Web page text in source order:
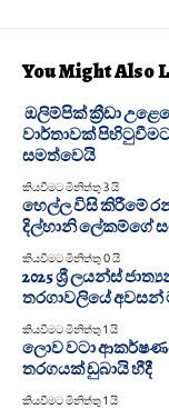
You Might Also
ඔලිම්පික් ක්‍රීඩා
වාර්තාවක්
සමත්වෙයි
කියවීමට මිනිත්තු 3 යි
හෙල්ල විසි කිරීමේ
දිල්හානි ලේකම්ගේ
කියවීමට මිනිත්තු 0 යි
2025 ශ්‍රී ලයන්ස්
තරගාවලියේ අවසන්
කියවීමට මිනිත්තු 1 යි
ලොව වටා
තරගයක් ඩුබායි හීදී
කියවීමට මිනිත්තු 1 යි